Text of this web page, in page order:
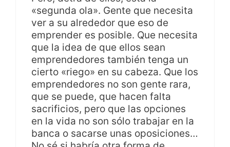
«segunda ola». Gente que necesita
ver a su alrededor que eso de
emprender es posible. Que necesita
que la idea de que ellos sean
emprendedores también tenga un
cierto «riego» en su cabeza. Que los
emprendedores no son gente rara,
que se puede, que hacen falta
sacrificios, pero que las opciones
en la vida no son sólo trabajar en la
banca o sacarse unas oposiciones…